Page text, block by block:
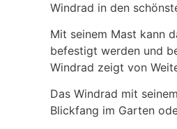
Windrad in den
Mit seinem Mast kann
befestigt werden und
Windrad zeigt von
Das Windrad mit
Blickfang im Garten